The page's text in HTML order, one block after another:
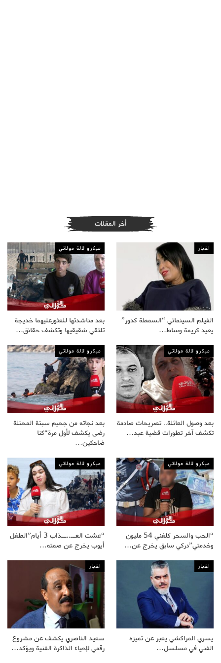
أخر المقلات
اخبار
الفيلم السينمائي “السمطة كدور”
يعيد كريمة وساط…
ميكرو لالة مولاتي
بعد مناشدتها للعثورعليهما خديجة
تلتقي شقيقيها وتكشف حقائق…
ميكرو لالة مولاتي
بعد وصول العائلة.. تصريحات صادمة
تكشف آخر تطورات قضية عبد…
ميكرو لالة مولاتي
بعد نجاته من جحيم سبتة المحتلة
رضى يكشف لأول مرة“كنا
ضاحكين…
ميكرو لالة مولاتي
“الحب والسحر كلفني 54 مليون
وخدمتي”دركي سابق يخرج عن…
ميكرو لالة مولاتي
“عشت العــ..ــذاب 3 أيام”الطفل
أيوب يخرج عن صمته…
اخبار
يسري المراكشي يعبر عن تميزه
الفني في مسلسل…
اخبار
سعيد الناصري يكشف عن مشروع
رقمي لإحياء الذاكرة الفنية ويؤكد…